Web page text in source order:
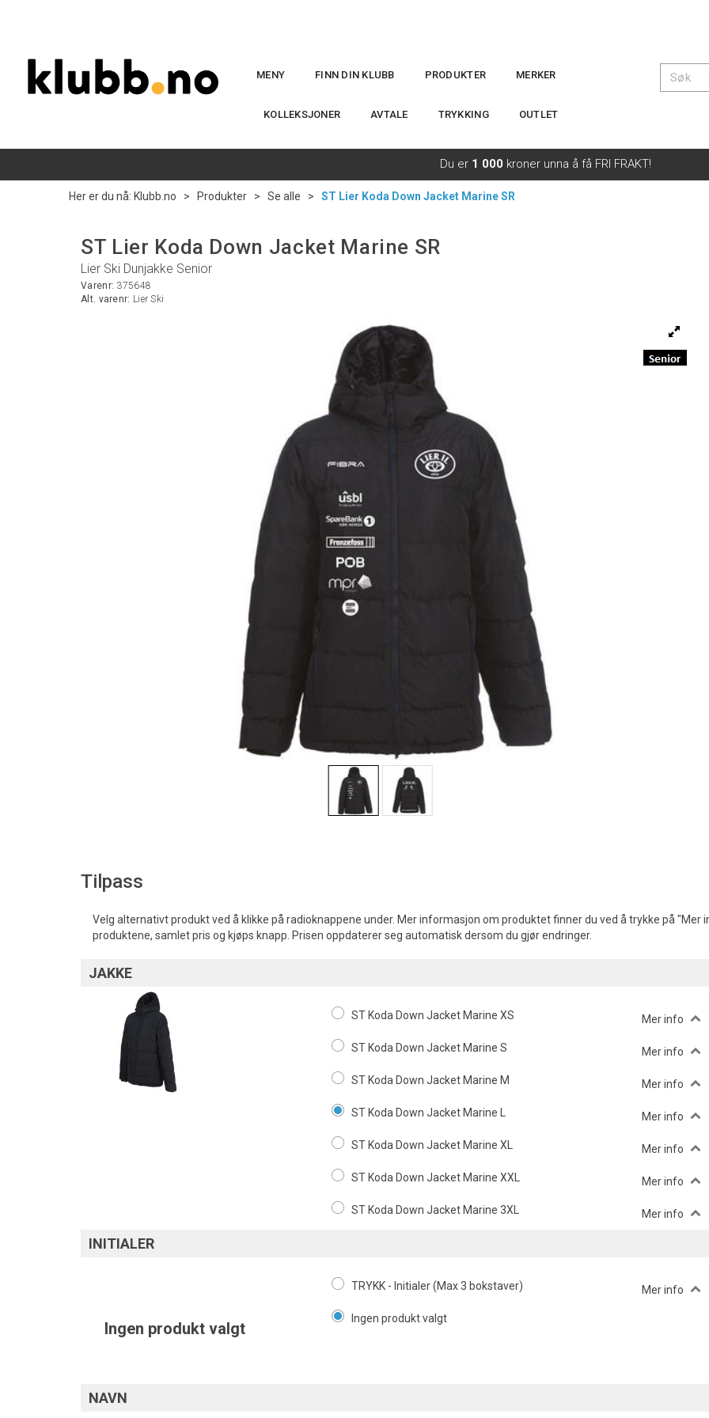
MENY FINN DIN KLUBB PRODUKTER MERKER
KOLLEKSJONER AVTALE TRYKKING OUTLET
Du er 1 000 kroner unna å få FRI FRAKT!
Her er du nå: Klubb.no > Produkter > Se alle > ST Lier Koda Down Jacket Marine SR
ST Lier Koda Down Jacket Marine SR
Lier Ski Dunjakke Senior
Varenr: 375648
Alt. varenr: Lier Ski
Tilpass
Velg alternativt produkt ved å klikke på radioknappene under. Mer informasjon om produktet finner du ved å trykke på "Mer
produktene, samlet pris og kjøps knapp. Prisen oppdaterer seg automatisk dersom du gjør endringer.
JAKKE
ST Koda Down Jacket Marine XS Mer info
ST Koda Down Jacket Marine S Mer info
ST Koda Down Jacket Marine M Mer info
ST Koda Down Jacket Marine L Mer info
ST Koda Down Jacket Marine XL Mer info
ST Koda Down Jacket Marine XXL Mer info
ST Koda Down Jacket Marine 3XL Mer info
INITIALER
Ingen produkt valgt
TRYKK - Initialer (Max 3 bokstaver) Mer info
Ingen produkt valgt
NAVN